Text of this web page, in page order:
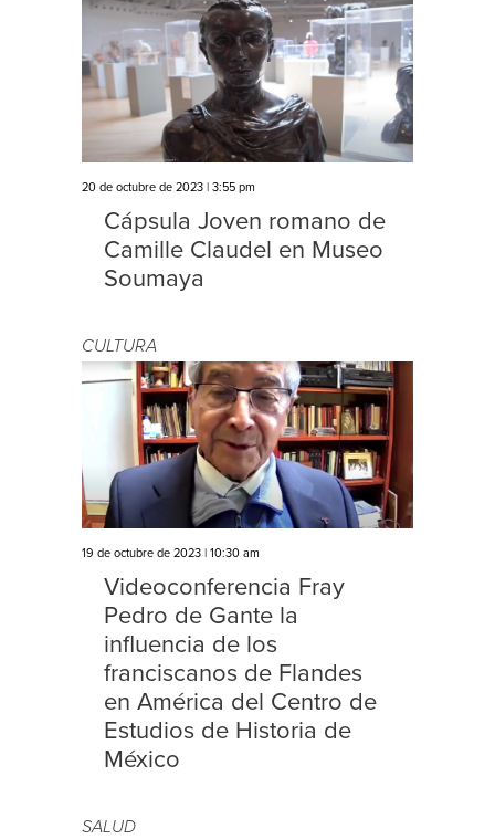
20 de octubre de 2023 | 3:55 pm
Cápsula Joven romano de
Camille Claudel en Museo
Soumaya
CULTURA
19 de octubre de 2023 | 10:30 am
Videoconferencia Fray
Pedro de Gante la
influencia de los
franciscanos de Flandes
en América del Centro de
Estudios de Historia de
México
SALUD